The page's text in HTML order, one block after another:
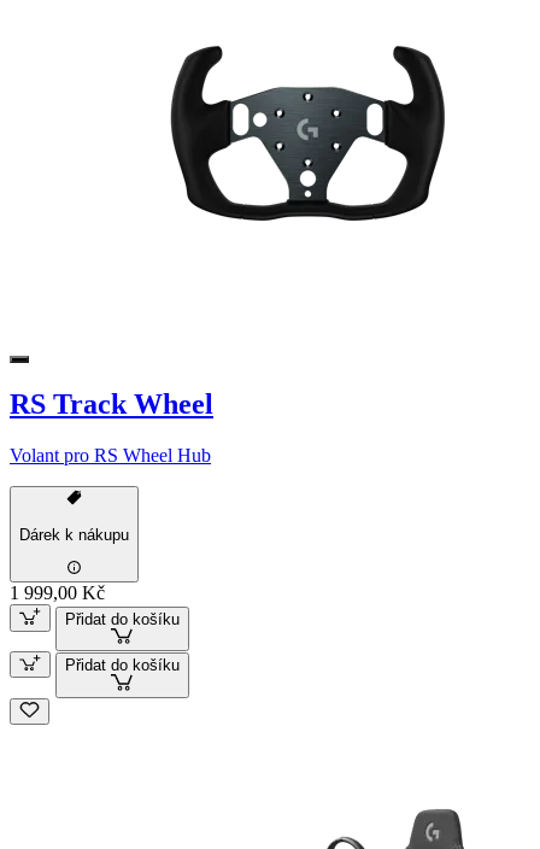
RS Track Wheel
Volant pro RS Wheel Hub
Dárek k nákupu
1 999,00 Kč
Přidat do košíku
Přidat do košíku